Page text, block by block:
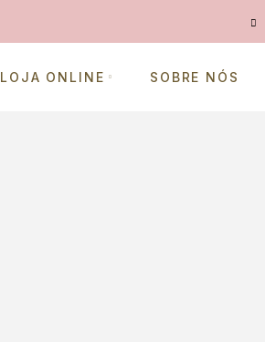
LOJA ONLINE SOBRE NÓS